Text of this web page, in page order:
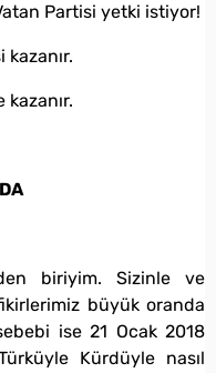
Partisi yetki istiyor!
biriyim. Sizinle ve
büyük oranda
ise 21 Ocak 2018
Kürdüyle nasıl